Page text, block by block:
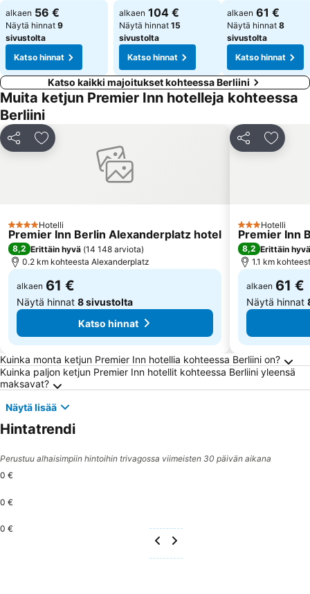
alkaen 56 €
Näytä hinnat 9
sivustolta
Katso hinnat
Katso hinnat
alkaen 104 €
Näytä hinnat 15
sivustolta
Katso hinnat
Katso hinnat
alkaen 61 €
Näytä hinnat 8
sivustolta
Katso hinnat
Katso kaikki majoitukset kohteessa Berliini
Muita ketjun Premier Inn hotelleja kohteessa
Berliini
Jaa Lisää suosikkeihin
4 Tähtiluokitus
Hotelli
Premier Inn Berlin Alexanderplatz hotel
8,2 Erittäin hyvä (14 148 arviota)
0.2 km kohteesta Alexanderplatz
alkaen 61 €
Näytä hinnat 8 sivustolta
Katso hinnat
Jaa Lisää
3 Tähtiluokitus
Hotelli
Premier Inn
8,2 Erittäin hyvä
1.1 km
alkaen 61 €
Näytä hinnat
Usein kysytyt kysymykset kohteesta Berliini
Kuinka monta ketjun Premier Inn hotellia kohteessa Berliini on?
Kuinka paljon ketjun Premier Inn hotellit kohteessa Berliini yleensä
maksavat?
Näytä lisää
Hintatrendi
Perustuu alhaisimpiin hintoihin trivagossa viimeisten 30 päivän aikana
0 €
0 €
0 €